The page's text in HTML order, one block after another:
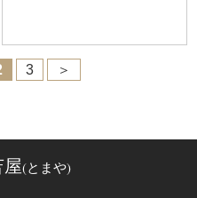
3 ＞
屋(とまや)